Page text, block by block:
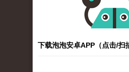
下载泡泡安卓APP（点击/扫